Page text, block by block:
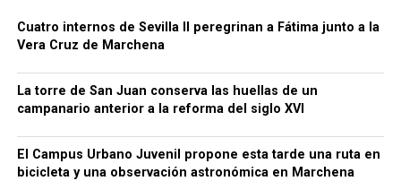
CCOO sostiene que estos desplazamientos
demuestran que no faltan trabajadores para el
campo, sino empleos con condiciones
suficientemente atractivas. El sindicato reclama al
empresariado andaluz que tome como referencia el
modelo laboral francés.
Cuatro internos de Sevilla II peregrinan a Fátima junto a la
Vera Cruz de Marchena
La torre de San Juan conserva las huellas de un
campanario anterior a la reforma del siglo XVI
El Campus Urbano Juvenil propone esta tarde una ruta en
bicicleta y una observación astronómica en Marchena